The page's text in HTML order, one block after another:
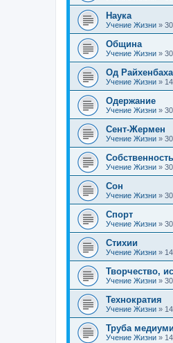
Наука
Учение Жизни »
Община
Учение Жизни »
Од Райхенбаха
Учение Жизни »
Одержание
Учение Жизни »
Сент-Жермен
Учение Жизни »
Собственность
Учение Жизни »
Сон
Учение Жизни »
Спорт
Учение Жизни »
Стихии
Учение Жизни »
Творчество,
Учение Жизни »
Технократия
Учение Жизни »
Труба
Учение Жизни »